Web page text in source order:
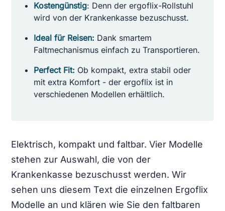
Kostengünstig: Denn der ergoflix-Rollstuhl
wird von der Krankenkasse bezuschusst.
Ideal für Reisen: Dank smartem
Faltmechanismus einfach zu Transportieren.
Perfect Fit: Ob kompakt, extra stabil oder
mit extra Komfort - der ergoflix ist in
verschiedenen Modellen erhältlich.
Elektrisch, kompakt und faltbar. Vier Modelle
stehen zur Auswahl, die von der
Krankenkasse bezuschusst werden. Wir
sehen uns diesem Text die einzelnen Ergoflix
Modelle an und klären wie Sie den faltbaren